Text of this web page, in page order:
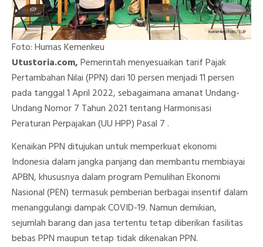
Foto: Humas Kemenkeu
Utustoria.com,Pemerintah menyesuaikan tarif Pajak
Pertambahan Nilai (PPN) dari 10 persen menjadi 11 persen
pada tanggal 1 April 2022, sebagaimana amanat Undang-
Undang Nomor 7 Tahun 2021 tentang Harmonisasi
Peraturan Perpajakan (UU HPP) Pasal 7 .
Kenaikan PPN ditujukan untuk memperkuat ekonomi
Indonesia dalam jangka panjang dan membantu membiayai
APBN, khususnya dalam program Pemulihan Ekonomi
Nasional (PEN) termasuk pemberian berbagai insentif dalam
menanggulangi dampak COVID-19. Namun demikian,
sejumlah barang dan jasa tertentu tetap diberikan fasilitas
bebas PPN maupun tetap tidak dikenakan PPN.